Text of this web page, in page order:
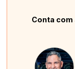
Conta com